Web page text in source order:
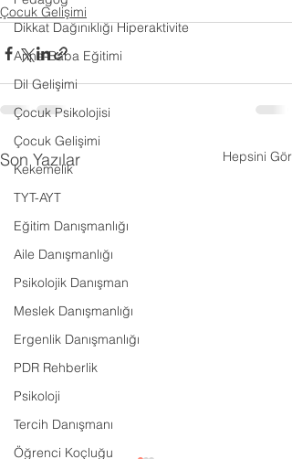
Dikkat Dağınıklığı Hiperaktivite
Anne-Baba Eğitimi
Dil Gelişimi
Çocuk Psikolojisi
Çocuk Gelişimi
Kekemelik
TYT-AYT
Eğitim Danışmanlığı
Aile Danışmanlığı
Psikolojik Danışman
Meslek Danışmanlığı
Ergenlik Danışmanlığı
PDR Rehberlik
Psikoloji
Tercih Danışmanı
Öğrenci Koçluğu
Çocuk Gelişimi
Son Yazılar Hepsini Gör